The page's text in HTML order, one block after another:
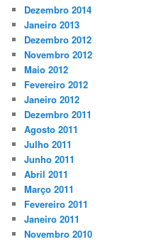
Dezembro 2014
Janeiro 2013
Dezembro 2012
Novembro 2012
Maio 2012
Fevereiro 2012
Janeiro 2012
Dezembro 2011
Agosto 2011
Julho 2011
Junho 2011
Abril 2011
Março 2011
Fevereiro 2011
Janeiro 2011
Novembro 2010